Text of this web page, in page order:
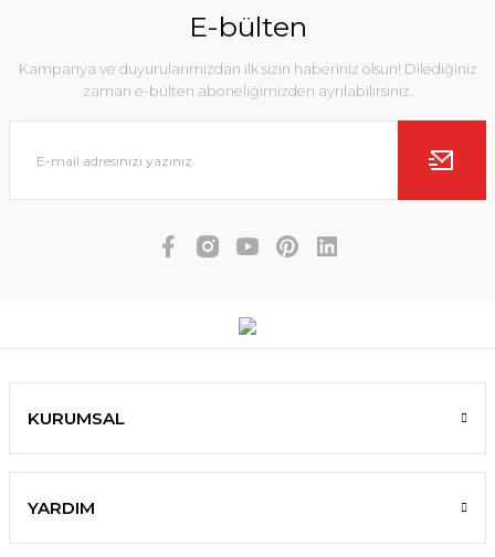
E-bülten
Kampanya ve duyurularımızdan ilk sizin haberiniz olsun! Dilediğiniz
zaman e-bülten aboneliğimizden ayrılabilirsiniz.
KURUMSAL
YARDIM